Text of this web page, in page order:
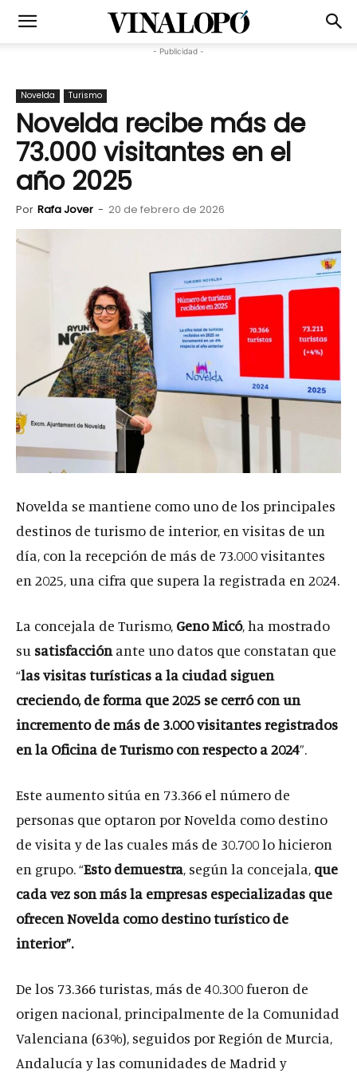
- Publicidad -
Novelda Turismo
Novelda recibe más de
73.000 visitantes en el
año 2025
Por Rafa Jover - 20 de febrero de 2026
Novelda se mantiene como uno de los principales
destinos de turismo de interior, en visitas de un
día, con la recepción de más de 73.000 visitantes
en 2025, una cifra que supera la registrada en 2024.
La concejala de Turismo, Geno Micó, ha mostrado
su satisfacción ante uno datos que constatan que
“las visitas turísticas a la ciudad siguen
creciendo, de forma que 2025 se cerró con un
incremento de más de 3.000 visitantes registrados
en la Oficina de Turismo con respecto a 2024”.
Este aumento sitúa en 73.366 el número de
personas que optaron por Novelda como destino
de visita y de las cuales más de 30.700 lo hicieron
en grupo. “Esto demuestra, según la concejala, que
cada vez son más la empresas especializadas que
ofrecen Novelda como destino turístico de
interior”.
De los 73.366 turistas, más de 40.300 fueron de
origen nacional, principalmente de la Comunidad
Valenciana (63%), seguidos por Región de Murcia,
Andalucía y las comunidades de Madrid y